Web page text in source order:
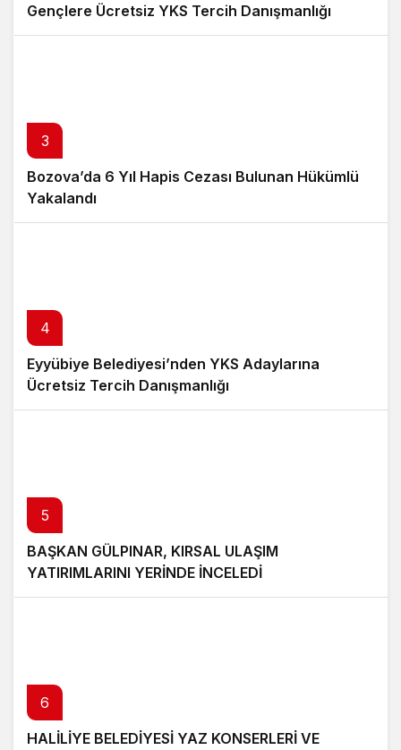
Gençlere Ücretsiz YKS Tercih Danışmanlığı
3
Bozova’da 6 Yıl Hapis Cezası Bulunan Hükümlü
Yakalandı
4
Eyyübiye Belediyesi’nden YKS Adaylarına
Ücretsiz Tercih Danışmanlığı
5
BAŞKAN GÜLPINAR, KIRSAL ULAŞIM
YATIRIMLARINI YERİNDE İNCELEDİ
6
HALİLİYE BELEDİYESİ YAZ KONSERLERİ VE